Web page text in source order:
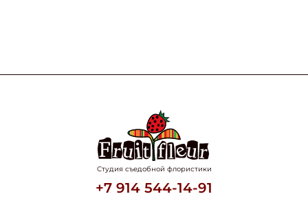
Студия съедобной флористики
+7 914 544-14-91